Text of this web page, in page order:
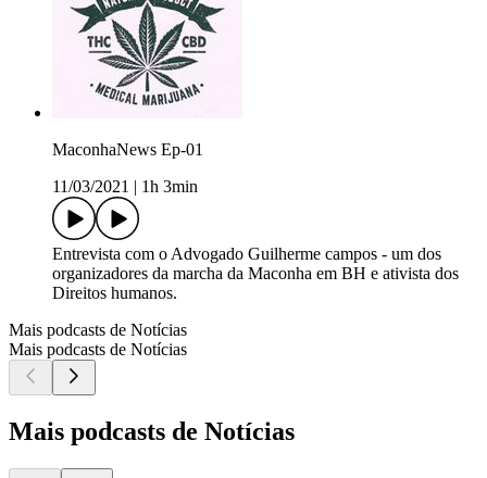
MaconhaNews Ep-01
11/03/2021
1h 3min
Entrevista com o Advogado Guilherme campos - um dos
organizadores da marcha da Maconha em BH e ativista dos
Direitos humanos.
Mais podcasts de Notícias
Mais podcasts de Notícias
Mais podcasts de Notícias